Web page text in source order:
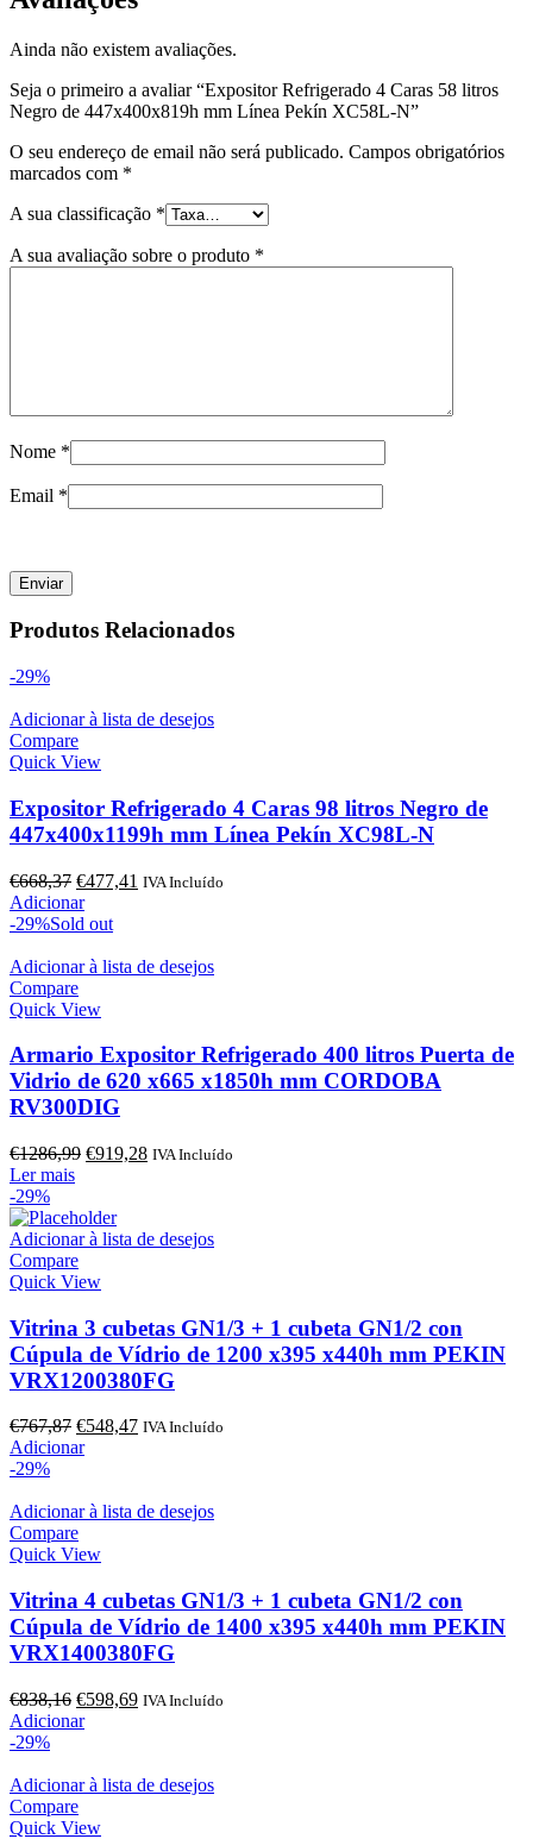
Ainda não existem avaliações.
Seja o primeiro a avaliar “Expositor Refrigerado 4 Caras 58 litros
Negro de 447x400x819h mm Línea Pekín XC58L-N”
O seu endereço de email não será publicado. Campos obrigatórios
marcados com *
A sua classificação *
A sua avaliação sobre o produto *
Nome *
Email *
Produtos Relacionados
-29%
Adicionar à lista de desejos
Compare
Quick View
Expositor Refrigerado 4 Caras 98 litros Negro de
447x400x1199h mm Línea Pekín XC98L-N
€668,37 O
preço
original
€668,37.
€477,41 O
€477,41.
IVA Incluído
Adicionar
-29%Sold out
Adicionar à lista de desejos
Compare
Quick View
Armario Expositor Refrigerado 400 litros Puerta de
Vidrio de 620 x665 x1850h mm CORDOBA
RV300DIG
€1286,99 O
era:
€1286,99.
€919,28O
€919,28.
IVA Incluído
Ler mais
-29%
Adicionar à lista de desejos
Compare
Quick View
Vitrina 3 cubetas GN1/3 + 1 cubeta GN1/2 con
Cúpula de Vídrio de 1200 x395 x440h mm PEKIN
VRX1200380FG
€767,87 O
preço
€767,87.
€548,47O
€548,47.
IVA Incluído
Adicionar
-29%
Adicionar à lista de desejos
Compare
Quick View
Vitrina 4 cubetas GN1/3 + 1 cubeta GN1/2 con
Cúpula de Vídrio de 1400 x395 x440h mm PEKIN
VRX1400380FG
€838,16 O
preço
€838,16.
€598,69O
€598,69.
IVA Incluído
Adicionar
-29%
Adicionar à lista de desejos
Compare
Quick View